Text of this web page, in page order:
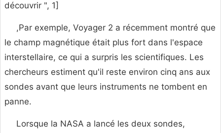
découvrir ", 1]
,Par exemple, Voyager 2 a récemment montré que
le champ magnétique était plus fort dans l'espace
interstellaire, ce qui a surpris les scientifiques. Les
chercheurs estiment qu'il reste environ cinq ans aux
sondes avant que leurs instruments ne tombent en
panne.
Lorsque la NASA a lancé les deux sondes,